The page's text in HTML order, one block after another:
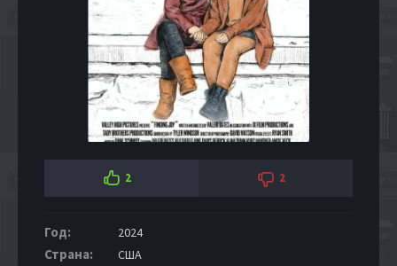
2 2
Год: 2024
Страна: США